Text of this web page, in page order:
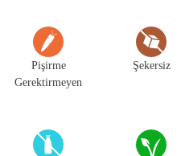
Pişirme
Gerektirmeyen
Şekersiz